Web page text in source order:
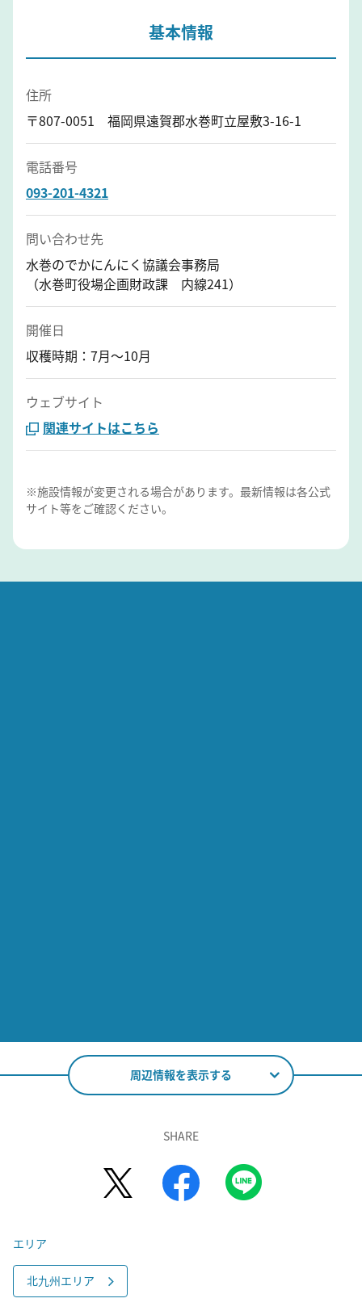
基本情報
住所
〒807-0051 福岡県遠賀郡水巻町立屋敷3-16-1
電話番号
093-201-4321
問い合わせ先
水巻のでかにんにく協議会事務局
（水巻町役場企画財政課 内線241）
開催日
収穫時期：7月～10月
ウェブサイト
関連サイトはこちら
※施設情報が変更される場合があります。最新情報は各公式
サイト等をご確認ください。
周辺情報を表示する
SHARE
エリア
北九州エリア